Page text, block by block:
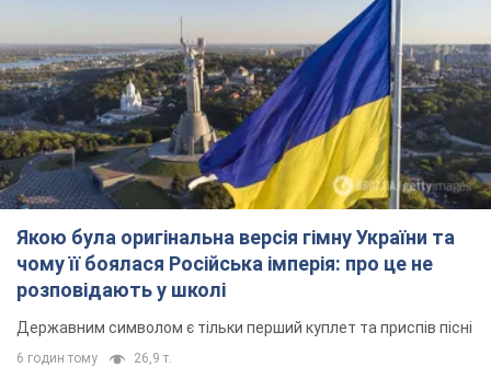
Якою була оригінальна версія гімну України та
чому її боялася Російська імперія: про це не
розповідають у школі
Державним символом є тільки перший куплет та приспів пісні
6 годин тому 26,9 т.